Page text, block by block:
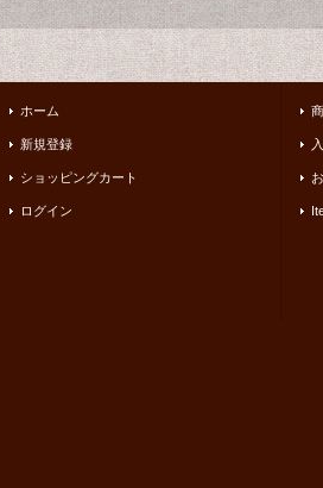
ホーム
新規登録
ショッピングカート
ログイン